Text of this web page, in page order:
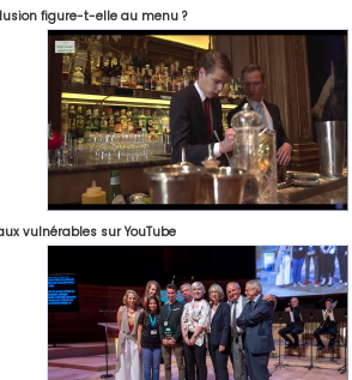
figure-t-elle au menu ?
vulnérables sur YouTube